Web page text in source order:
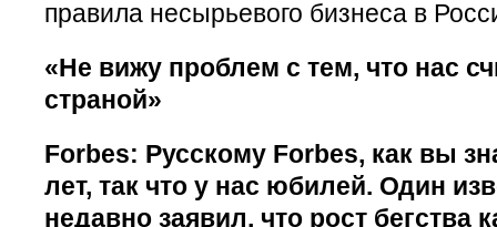
правила несырьевого бизнеса в
«Не вижу проблем с тем, что нас
страной»
Forbes: Русскому Forbes, как вы
лет, так что у нас юбилей. Один
недавно заявил, что рост бегства